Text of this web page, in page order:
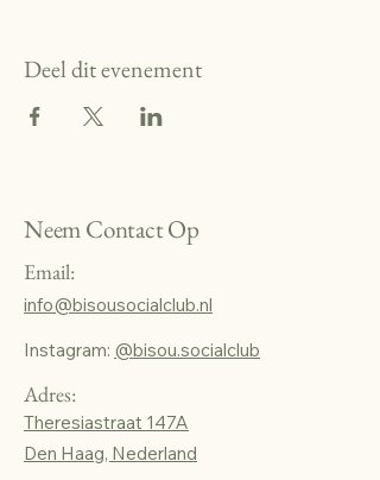
Deel dit evenement
Neem Contact Op
Email:
info@bisousocialclub.nl
Instagram: @bisou.socialclub
Adres:
Theresiastraat 147A
Den Haag, Nederland